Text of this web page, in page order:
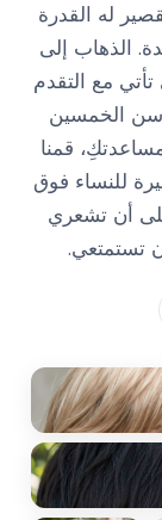
له القدرة
الذهاب إلى
مع التقدم
سن الخمسين
قمنا
شعر قصيرة للنساء فوق
أن تشعري
تستمتعي.